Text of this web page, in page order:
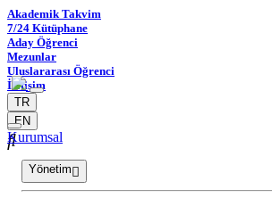
Akademik Takvim
7/24 Kütüphane
Aday Öğrenci
Mezunlar
Uluslararası Öğrenci
İletişim
TR
EN
Kurumsal
Yönetim